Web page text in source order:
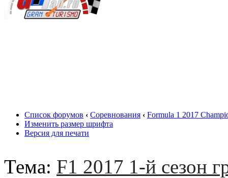
Список форумов ‹ Соревнования ‹ Formula 1 2017
Изменить размер шрифта
Версия для печати
Тема: F1 2017 1-й сезон